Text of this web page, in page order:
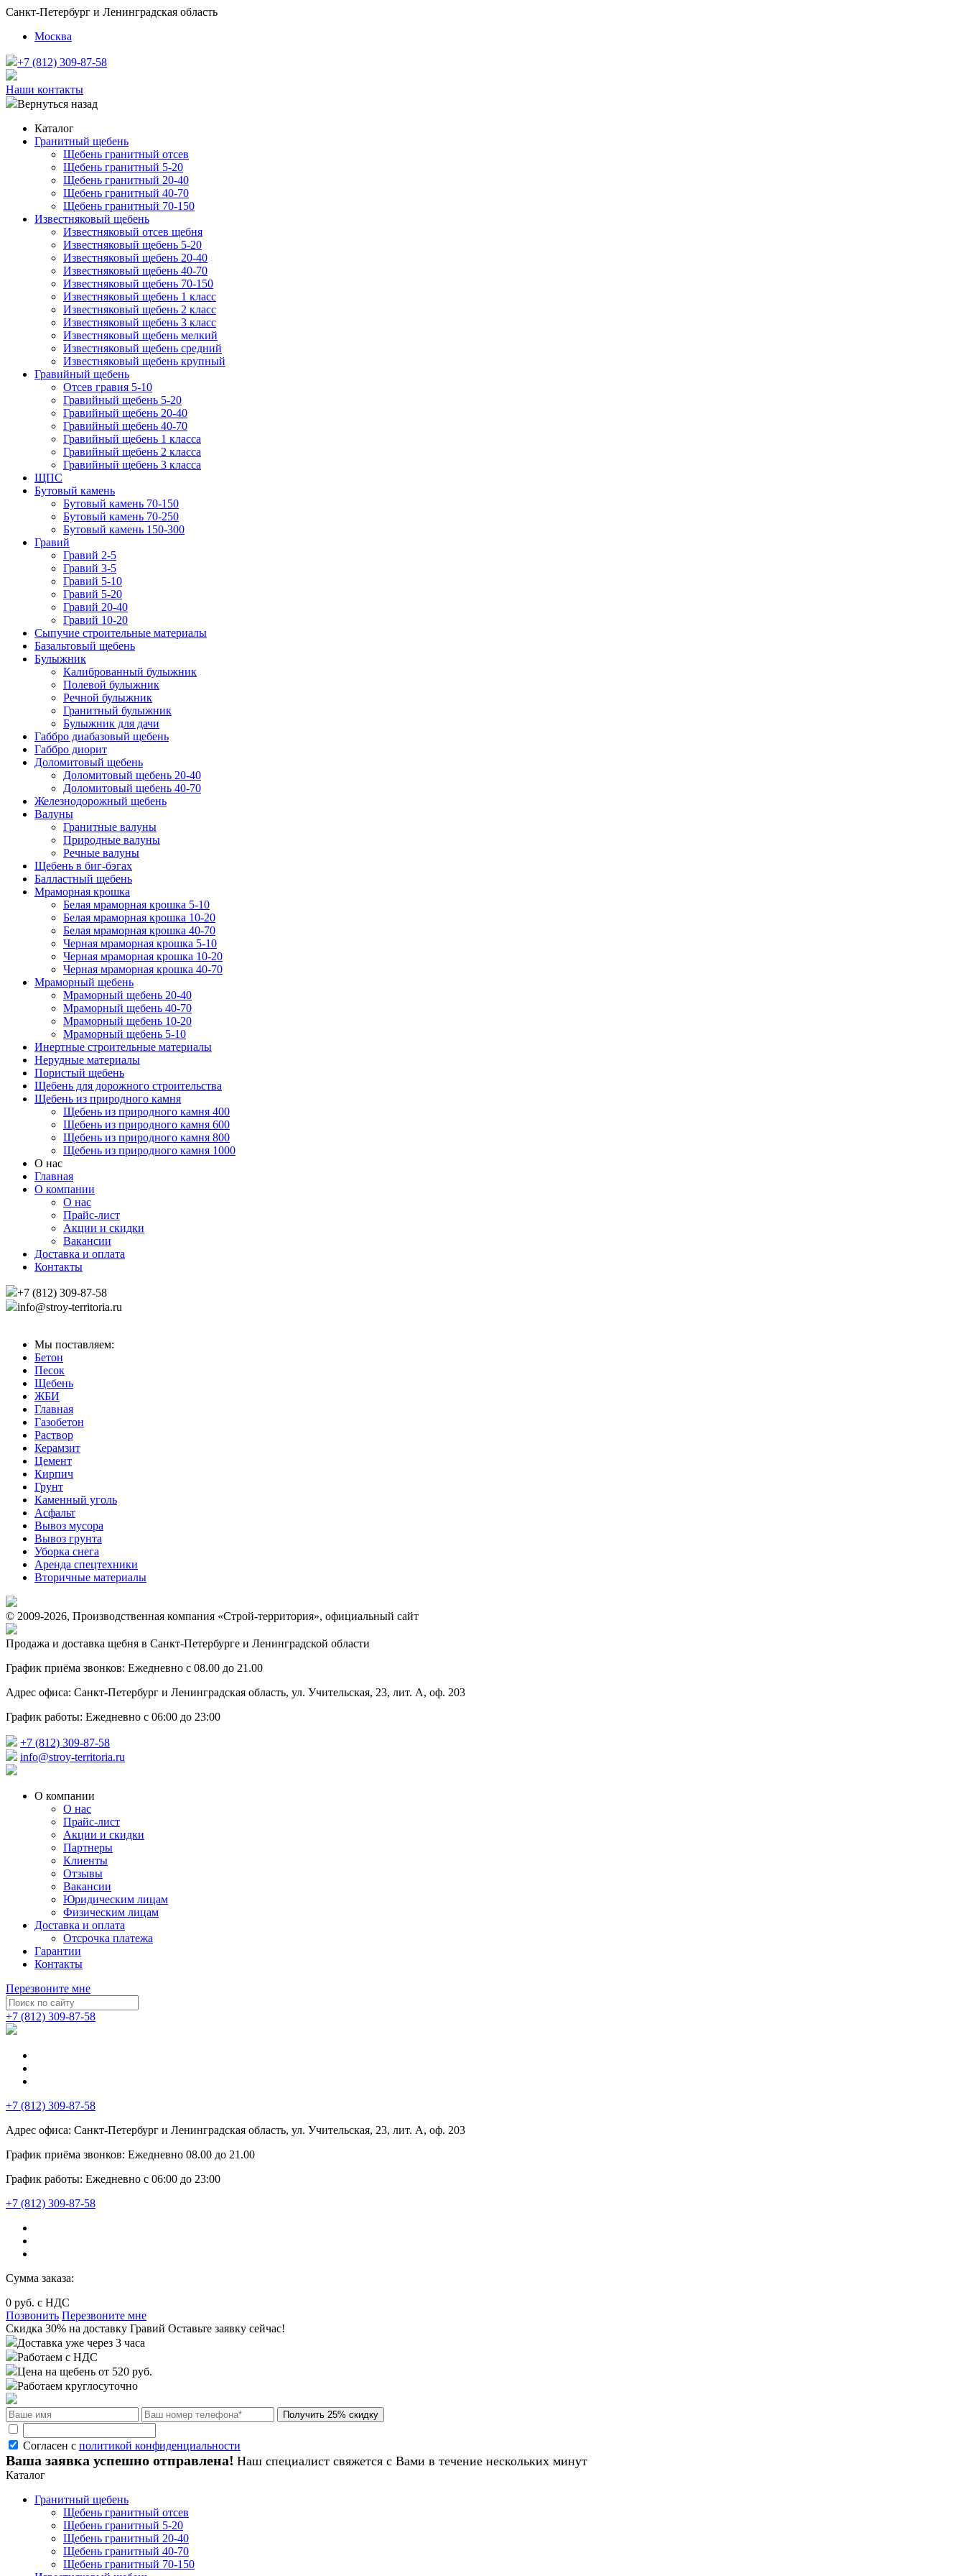
Санкт-Петербург и Ленинградская область
Москва
+7 (812) 309-87-58
Наши контакты
Вернуться назад
Каталог
Гранитный щебень
Щебень гранитный отсев
Щебень гранитный 5-20
Щебень гранитный 20-40
Щебень гранитный 40-70
Щебень гранитный 70-150
Известняковый щебень
Известняковый отсев щебня
Известняковый щебень 5-20
Известняковый щебень 20-40
Известняковый щебень 40-70
Известняковый щебень 70-150
Известняковый щебень 1 класс
Известняковый щебень 2 класс
Известняковый щебень 3 класс
Известняковый щебень мелкий
Известняковый щебень средний
Известняковый щебень крупный
Гравийный щебень
Отсев гравия 5-10
Гравийный щебень 5-20
Гравийный щебень 20-40
Гравийный щебень 40-70
Гравийный щебень 1 класса
Гравийный щебень 2 класса
Гравийный щебень 3 класса
ЩПС
Бутовый камень
Бутовый камень 70-150
Бутовый камень 70-250
Бутовый камень 150-300
Гравий
Гравий 2-5
Гравий 3-5
Гравий 5-10
Гравий 5-20
Гравий 20-40
Гравий 10-20
Сыпучие строительные материалы
Базальтовый щебень
Булыжник
Калиброванный булыжник
Полевой булыжник
Речной булыжник
Гранитный булыжник
Булыжник для дачи
Габбро диабазовый щебень
Габбро диорит
Доломитовый щебень
Доломитовый щебень 20-40
Доломитовый щебень 40-70
Железнодорожный щебень
Валуны
Гранитные валуны
Природные валуны
Речные валуны
Щебень в биг-бэгах
Балластный щебень
Мраморная крошка
Белая мраморная крошка 5-10
Белая мраморная крошка 10-20
Белая мраморная крошка 40-70
Черная мраморная крошка 5-10
Черная мраморная крошка 10-20
Черная мраморная крошка 40-70
Мраморный щебень
Мраморный щебень 20-40
Мраморный щебень 40-70
Мраморный щебень 10-20
Мраморный щебень 5-10
Инертные строительные материалы
Нерудные материалы
Пористый щебень
Щебень для дорожного строительства
Щебень из природного камня
Щебень из природного камня 400
Щебень из природного камня 600
Щебень из природного камня 800
Щебень из природного камня 1000
О нас
Главная
О компании
О нас
Прайс-лист
Акции и скидки
Вакансии
Доставка и оплата
Контакты
+7 (812) 309-87-58
info@stroy-territoria.ru
Мы поставляем:
Бетон
Песок
Щебень
ЖБИ
Главная
Газобетон
Раствор
Керамзит
Цемент
Кирпич
Грунт
Каменный уголь
Асфальт
Вывоз мусора
Вывоз грунта
Уборка снега
Аренда спецтехники
Вторичные материалы
© 2009-2026, Производственная компания «Строй-территория», официальный сайт
Продажа и доставка щебня в Санкт-Петербурге и Ленинградской области
График приёма звонков: Ежедневно с 08.00 до 21.00
Адрес офиса: Санкт-Петербург и Ленинградская область, ул. Учительская, 23, лит. А, оф. 203
График работы: Ежедневно с 06:00 до 23:00
+7 (812) 309-87-58
info@stroy-territoria.ru
О компании
О нас
Прайс-лист
Акции и скидки
Партнеры
Клиенты
Отзывы
Вакансии
Юридическим лицам
Физическим лицам
Доставка и оплата
Отсрочка платежа
Гарантии
Контакты
Перезвоните мне
+7 (812) 309-87-58
+7 (812) 309-87-58
Адрес офиса: Санкт-Петербург и Ленинградская область, ул. Учительская, 23, лит. А, оф. 203
График приёма звонков: Ежедневно 08.00 до 21.00
График работы: Ежедневно с 06:00 до 23:00
+7 (812) 309-87-58
Сумма заказа:
0 руб. с НДС
Позвонить Перезвоните мне
Cкидка 30% на доставку Гравий Оставьте заявку сейчас!
Доставка уже через 3 часа
Работаем с НДС
Цена на щебень от 520 руб.
Работаем круглосуточно
Согласен с политикой конфиденциальности
Ваша заявка успешно отправлена! Наш специалист свяжется с Вами в течение нескольких минут
Каталог
Гранитный щебень
Щебень гранитный отсев
Щебень гранитный 5-20
Щебень гранитный 20-40
Щебень гранитный 40-70
Щебень гранитный 70-150